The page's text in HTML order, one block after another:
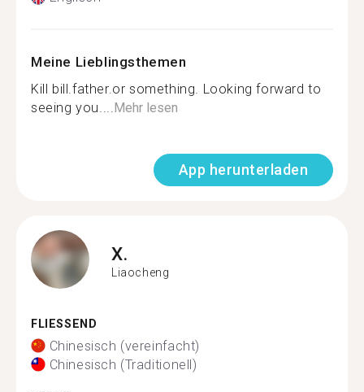
Meine Lieblingsthemen
Kill bill.father.or something. Looking forward to
seeing you....Mehr lesen
App herunterladen
X.
Liaocheng
FLIESSEND
Chinesisch (vereinfacht)
Chinesisch (Traditionell)